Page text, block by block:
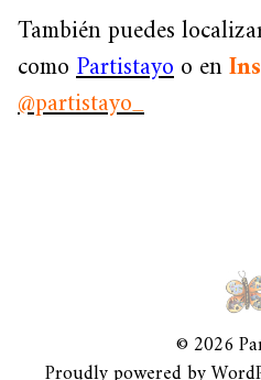
También puedes
comoPartistayoo en
@partistayo_
© 2026